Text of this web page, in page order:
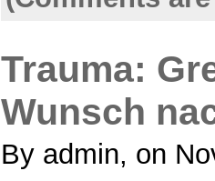
Trauma:
Wunsch
By admin, on